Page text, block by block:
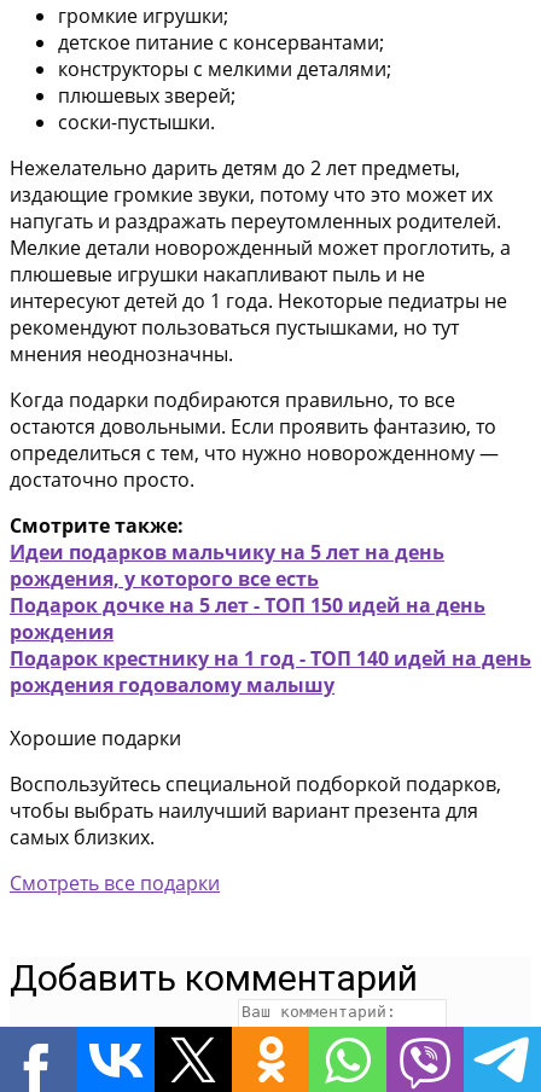
громкие игрушки;
детское питание с консервантами;
конструкторы с мелкими деталями;
плюшевых зверей;
соски-пустышки.
Нежелательно дарить детям до 2 лет предметы,
издающие громкие звуки, потому что это может их
напугать и раздражать переутомленных родителей.
Мелкие детали новорожденный может проглотить, а
плюшевые игрушки накапливают пыль и не
интересуют детей до 1 года. Некоторые педиатры не
рекомендуют пользоваться пустышками, но тут
мнения неоднозначны.
Когда подарки подбираются правильно, то все
остаются довольными. Если проявить фантазию, то
определиться с тем, что нужно новорожденному —
достаточно просто.
Смотрите также:
Идеи подарков мальчику на 5 лет на день
рождения, у которого все есть
Подарок дочке на 5 лет - ТОП 150 идей на день
рождения
Подарок крестнику на 1 год - ТОП 140 идей на день
рождения годовалому малышу
Хорошие подарки
Воспользуйтесь специальной подборкой подарков,
чтобы выбрать наилучший вариант презента для
самых близких.
Смотреть все подарки
Добавить комментарий